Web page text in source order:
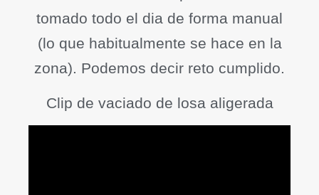
tomado todo el dia de forma manual
(lo que habitualmente se hace en la
zona). Podemos decir reto cumplido.
Clip de vaciado de losa aligerada